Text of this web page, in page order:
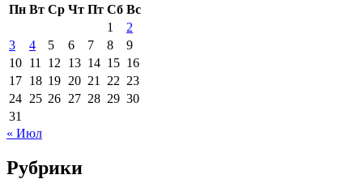
Пн Вт Ср Чт Пт Сб Вс
1
2
3
4 5 6 7 8
9
10 11 12 13 14 15 16
17 18 19 20 21 22 23
24 25 26 27 28 29 30
31
« Июл
Рубрики